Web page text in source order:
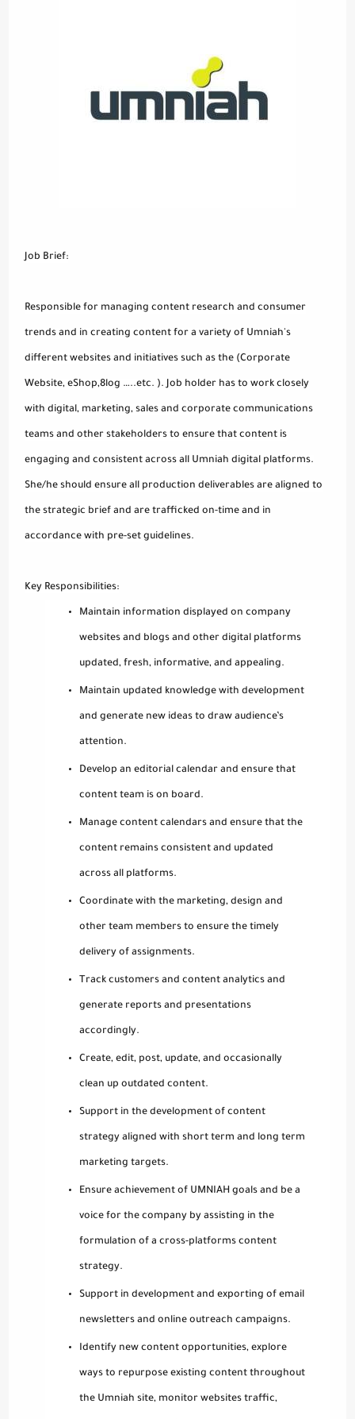
Job Brief:
Responsible for managing content research and consumer
trends and in creating content for a variety of Umniah's
different websites and initiatives such as the (Corporate
Website, eShop,8log …..etc. ). Job holder has to work closely
with digital, marketing, sales and corporate communications
teams and other stakeholders to ensure that content is
engaging and consistent across all Umniah digital platforms.
She/he should ensure all production deliverables are aligned to
the strategic brief and are trafficked on-time and in
accordance with pre-set guidelines.
Key Responsibilities:
Maintain information displayed on company
websites and blogs and other digital platforms
updated, fresh, informative, and appealing.
Maintain updated knowledge with development
and generate new ideas to draw audience’s
attention.
Develop an editorial calendar and ensure that
content team is on board.
Manage content calendars and ensure that the
content remains consistent and updated
across all platforms.
Coordinate with the marketing, design and
other team members to ensure the timely
delivery of assignments.
Track customers and content analytics and
generate reports and presentations
accordingly.
Create, edit, post, update, and occasionally
clean up outdated content.
Support in the development of content
strategy aligned with short term and long term
marketing targets.
Ensure achievement of UMNIAH goals and be a
voice for the company by assisting in the
formulation of a cross-platforms content
strategy.
Support in development and exporting of email
newsletters and online outreach campaigns.
Identify new content opportunities, explore
ways to repurpose existing content throughout
the Umniah site, monitor websites traffic,